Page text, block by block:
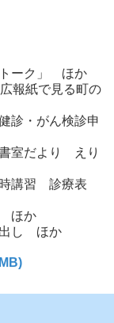
トーク」 ほか
報紙で見る町の
診・がん検診申
室だより えり
時講習 診療表
ほか
出し ほか